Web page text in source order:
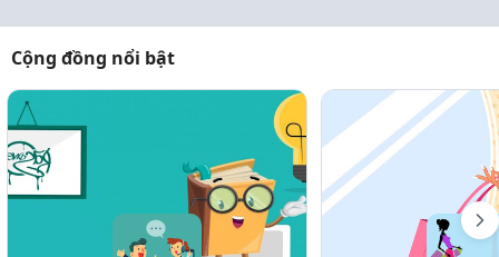
Cộng đồng nổi bật